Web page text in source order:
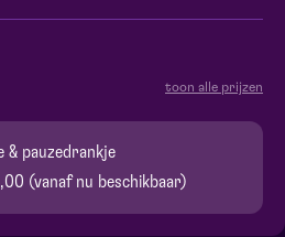
toon alle prijzen
& pauzedrankje
(vanaf nu beschikbaar)